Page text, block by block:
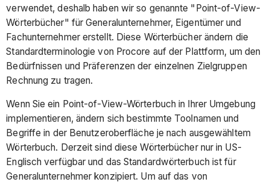
verwendet, deshalb haben wir so genannte "Point-of-View-
Wörterbücher" für Generalunternehmer, Eigentümer und
Fachunternehmer erstellt. Diese Wörterbücher ändern die
Standardterminologie von Procore auf der Plattform, um den
Bedürfnissen und Präferenzen der einzelnen Zielgruppen
Rechnung zu tragen.
Wenn Sie ein Point-of-View-Wörterbuch in Ihrer Umgebung
implementieren, ändern sich bestimmte Toolnamen und
Begriffe in der Benutzeroberfläche je nach ausgewähltem
Wörterbuch. Derzeit sind diese Wörterbücher nur in US-
Englisch verfügbar und das Standardwörterbuch ist für
Generalunternehmer konzipiert. Um auf das von